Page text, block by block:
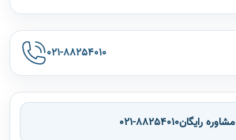
021-88254010
مشاوره رایگان021-88254010